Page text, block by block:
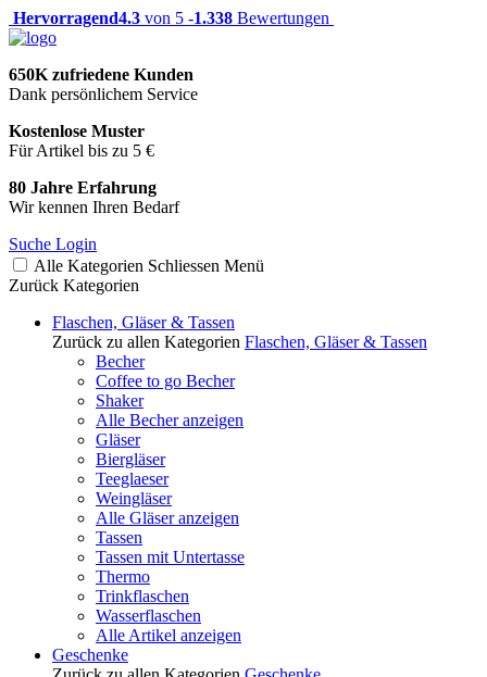
Hervorragend4.3 von 5 -1.338 Bewertungen
650K zufriedene Kunden
Dank persönlichem Service
Kostenlose Muster
Für Artikel bis zu 5 €
80 Jahre Erfahrung
Wir kennen Ihren Bedarf
Suche Login
Alle Kategorien Schliessen Menü
Zurück Kategorien
Flaschen, Gläser & Tassen
Zurück zu allen Kategorien Flaschen, Gläser & Tassen
Becher
Coffee to go Becher
Shaker
Alle Becher anzeigen
Gläser
Biergläser
Teeglaeser
Weingläser
Alle Gläser anzeigen
Tassen
Tassen mit Untertasse
Thermo
Trinkflaschen
Wasserflaschen
Alle Artikel anzeigen
Geschenke